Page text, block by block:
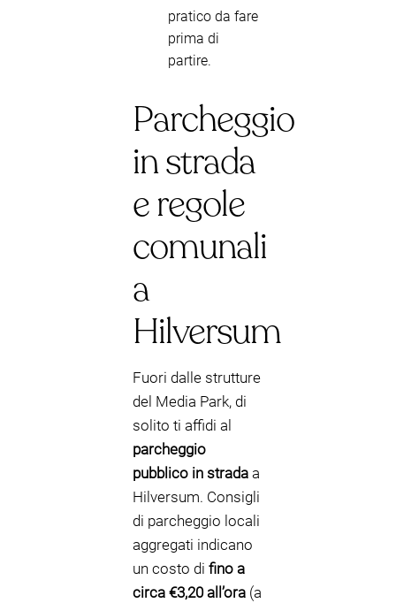
pratico da fare
prima di
partire.
Parcheggio
in strada
e regole
comunali
a
Hilversum
Fuori dalle strutture
del Media Park, di
solito ti affidi al
parcheggio
pubblico in strada a
Hilversum. Consigli
di parcheggio locali
aggregati indicano
un costo di fino a
circa €3,20 all’ora (a